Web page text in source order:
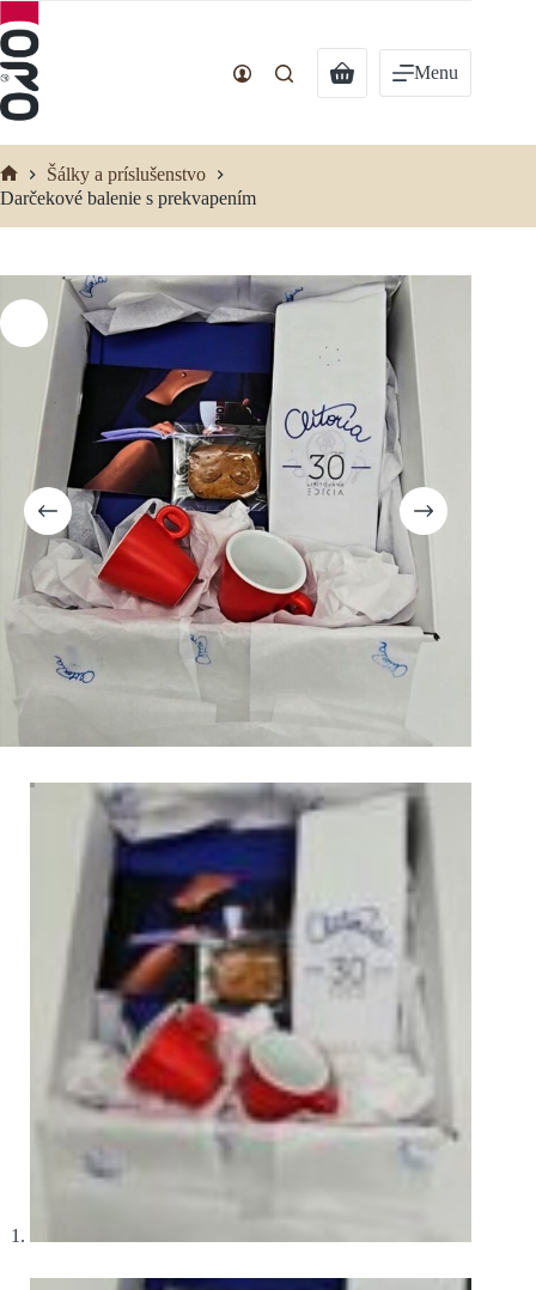
na
obsah
Nákupný
košík
Menu
Domov
Šálky a príslušenstvo
Darčekové balenie s prekvapením